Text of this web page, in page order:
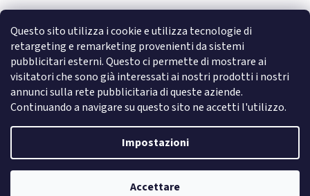
Questo sito utilizza i cookie e utilizza tecnologie di
retargeting e remarketing provenienti da sistemi
pubblicitari esterni. Questo ci permette di mostrare ai
visitatori che sono già interessati ai nostri prodotti i nostri
annunci sulla rete pubblicitaria di queste aziende.
Continuando a navigare su questo sito ne accetti l'utilizzo.
Impostazioni
Accettare
o
Accesso con Facebook
Accesso con Google
Copyright 2026DENATO. Tutti i diritti riservati.Modifica delle
impostazioni dei cookie